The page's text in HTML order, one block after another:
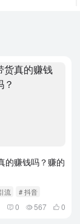
的赚钱吗？赚的
流 # 抖音
0 567 0